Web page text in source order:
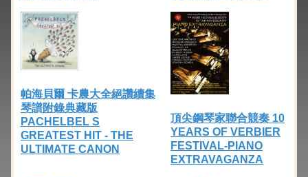
帕海貝爾 卡農大全絕讚續集
琴譜附錄典藏版
PACHELBEL S
GREATEST HIT - THE
ULTIMATE CANON
頂尖鋼琴家聯合競奏 10
YEARS OF VERBIER
FESTIVAL-PIANO
EXTRAVAGANZA